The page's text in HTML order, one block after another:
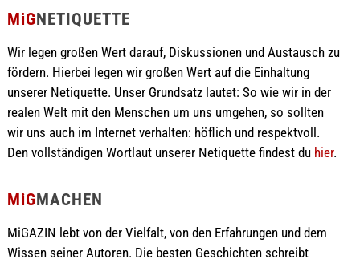
MiGNETIQUETTE
Wir legen großen Wert darauf, Diskussionen und Austausch zu
fördern. Hierbei legen wir großen Wert auf die Einhaltung
unserer Netiquette. Unser Grundsatz lautet: So wie wir in der
realen Welt mit den Menschen um uns umgehen, so sollten
wir uns auch im Internet verhalten: höflich und respektvoll.
Den vollständigen Wortlaut unserer Netiquette findest du hier.
MiGMACHEN
MiGAZIN lebt von der Vielfalt, von den Erfahrungen und dem
Wissen seiner Autoren. Die besten Geschichten schreibt